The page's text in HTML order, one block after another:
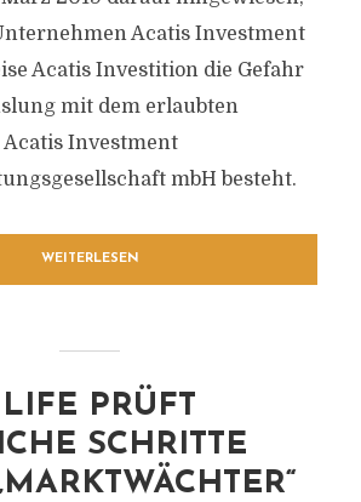
Acatis Investment
Acatis Investition die Gefahr
mit dem erlaubten
Investment
mbH besteht.
WEITERLESEN
PRÜFT
SCHRITTE